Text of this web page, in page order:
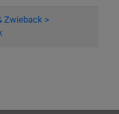
Zwieback >